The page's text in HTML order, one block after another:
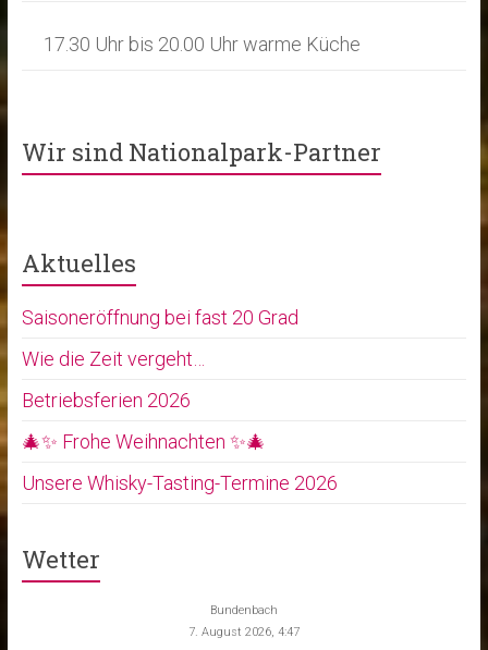
17.30 Uhr bis 20.00 Uhr warme Küche
Wir sind Nationalpark-Partner
Aktuelles
Saisoneröffnung bei fast 20 Grad
Wie die Zeit vergeht…
Betriebsferien 2026
🎄✨ Frohe Weihnachten ✨🎄
Unsere Whisky-Tasting-Termine 2026
Wetter
Bundenbach
7. August 2026, 4:47